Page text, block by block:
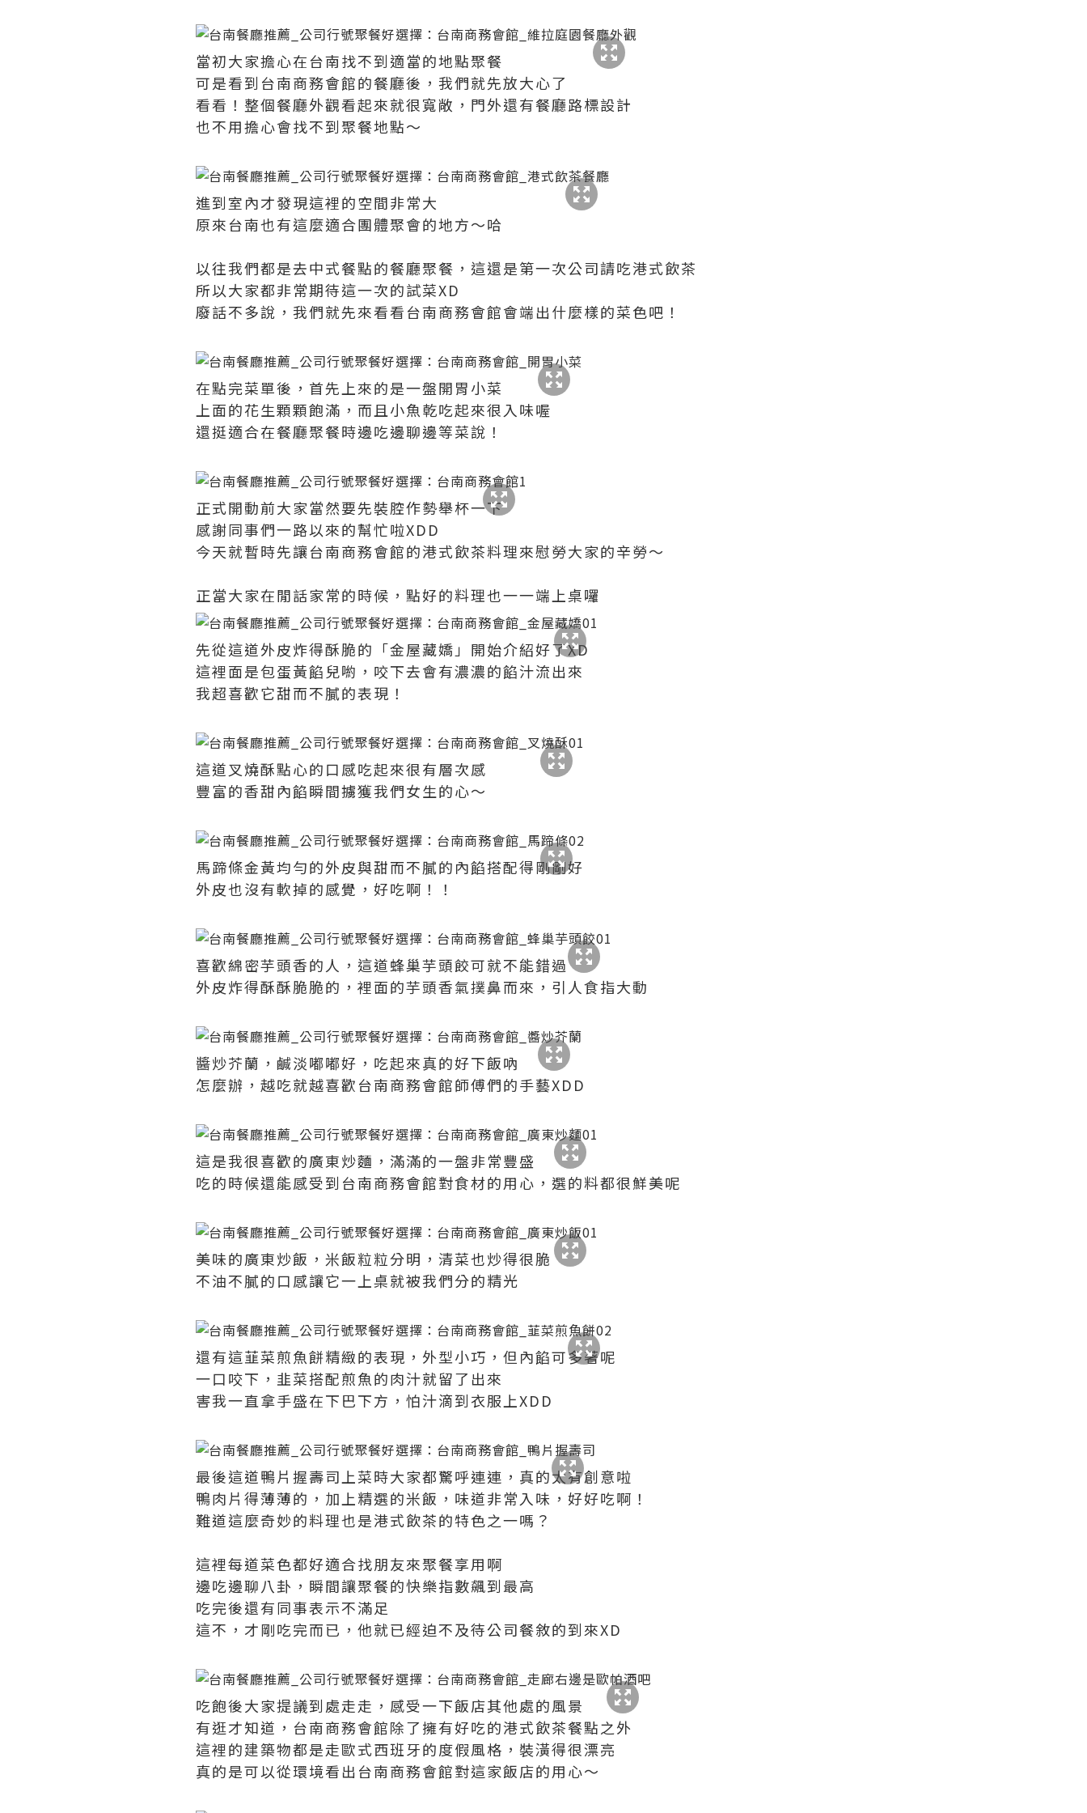
當初大家擔心在台南找不到適當的地點聚餐
可是看到台南商務會館的餐廳後，我們就先放大心了
看看！整個餐廳外觀看起來就很寬敞，門外還有餐廳路標設計
也不用擔心會找不到聚餐地點～
進到室內才發現這裡的空間非常大
原來台南也有這麼適合團體聚會的地方～哈
以往我們都是去中式餐點的餐廳聚餐，這還是第一次公司請吃港式飲茶
所以大家都非常期待這一次的試菜XD
廢話不多說，我們就先來看看台南商務會館會端出什麼樣的菜色吧！
在點完菜單後，首先上來的是一盤開胃小菜
上面的花生顆顆飽滿，而且小魚乾吃起來很入味喔
還挺適合在餐廳聚餐時邊吃邊聊邊等菜說！
正式開動前大家當然要先裝腔作勢舉杯一下
感謝同事們一路以來的幫忙啦XDD
今天就暫時先讓台南商務會館的港式飲茶料理來慰勞大家的辛勞～
正當大家在閒話家常的時候，點好的料理也一一端上桌囉
先從這道外皮炸得酥脆的「金屋藏嬌」開始介紹好了XD
這裡面是包蛋黃餡兒喲，咬下去會有濃濃的餡汁流出來
我超喜歡它甜而不膩的表現！
這道叉燒酥點心的口感吃起來很有層次感
豐富的香甜內餡瞬間擄獲我們女生的心～
馬蹄條金黃均勻的外皮與甜而不膩的內餡搭配得剛剛好
外皮也沒有軟掉的感覺，好吃啊！！
喜歡綿密芋頭香的人，這道蜂巢芋頭餃可就不能錯過
外皮炸得酥酥脆脆的，裡面的芋頭香氣撲鼻而來，引人食指大動
醬炒芥蘭，鹹淡嘟嘟好，吃起來真的好下飯吶
怎麼辦，越吃就越喜歡台南商務會館師傅們的手藝XDD
這是我很喜歡的廣東炒麵，滿滿的一盤非常豐盛
吃的時候還能感受到台南商務會館對食材的用心，選的料都很鮮美呢
美味的廣東炒飯，米飯粒粒分明，清菜也炒得很脆
不油不膩的口感讓它一上桌就被我們分的精光
還有這韮菜煎魚餅精緻的表現，外型小巧，但內餡可多著呢
一口咬下，韭菜搭配煎魚的肉汁就留了出來
害我一直拿手盛在下巴下方，怕汁滴到衣服上XDD
最後這道鴨片握壽司上菜時大家都驚呼連連，真的太有創意啦
鴨肉片得薄薄的，加上精選的米飯，味道非常入味，好好吃啊！
難道這麼奇妙的料理也是港式飲茶的特色之一嗎？
這裡每道菜色都好適合找朋友來聚餐享用啊
邊吃邊聊八卦，瞬間讓聚餐的快樂指數飆到最高
吃完後還有同事表示不滿足
這不，才剛吃完而已，他就已經迫不及待公司餐敘的到來XD
吃飽後大家提議到處走走，感受一下飯店其他處的風景
有逛才知道，台南商務會館除了擁有好吃的港式飲茶餐點之外
這裡的建築物都是走歐式西班牙的度假風格，裝潢得很漂亮
真的是可以從環境看出台南商務會館對這家飯店的用心～